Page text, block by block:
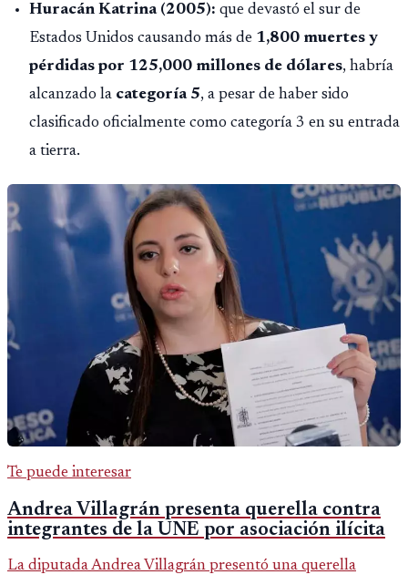
Huracán Katrina (2005): que devastó el sur de
Estados Unidos causando más de 1,800 muertes y
pérdidas por 125,000 millones de dólares, habría
alcanzado la categoría 5, a pesar de haber sido
clasificado oficialmente como categoría 3 en su entrada
a tierra.
Te puede interesar
Andrea Villagrán presenta querella contra
integrantes de la UNE por asociación ilícita
La diputada Andrea Villagrán presentó una querella